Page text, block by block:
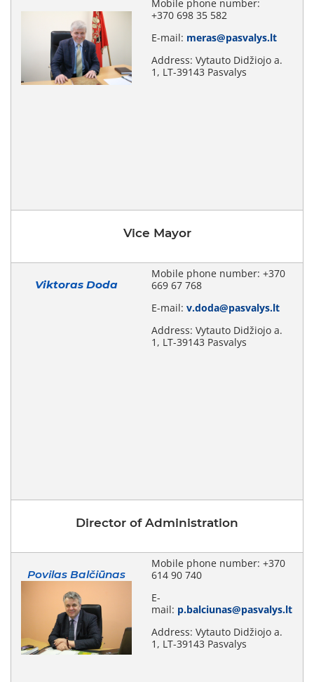
Mobile phone number:
+370 698 35 582
E-mail: meras@pasvalys.lt
Address: Vytauto Didžiojo a.
1, LT-39143 Pasvalys
Vice Mayor
Viktoras Doda
Mobile phone number: +370
669 67 768
E-mail:v.doda@pasvalys.lt
Address: Vytauto Didžiojo a.
1, LT-39143 Pasvalys
Director of Administration
Povilas Balčiūnas
Mobile phone number: +370
614 90 740
E-
mail: p.balciunas@pasvalys.lt
Address: Vytauto Didžiojo a.
1, LT-39143 Pasvalys